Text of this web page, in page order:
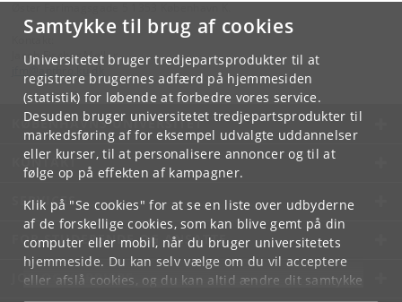
Samtykke til brug af cookies
Universitetet bruger tredjepartsprodukter til at
registrere brugernes adfærd på hjemmesiden
(statistik) for løbende at forbedre vores service.
Desuden bruger universitetet tredjepartsprodukter til
markedsføring af for eksempel udvalgte uddannelser
eller kurser, til at personalisere annoncer og til at
følge op på effekten af kampagner.
Klik på "Se cookies" for at se en liste over udbyderne
af de forskellige cookies, som kan blive gemt på din
computer eller mobil, når du bruger universitetets
hjemmeside. Du kan selv vælge om du vil acceptere
eller afslå cookies, og du kan altid ændre dit samtykke
Jacob Fischer Møller
KØBENHAVNS UNIVERSITET
KONTAKT
SERVICES
FOR STUDERENDE OG ANSATTE
JOB OG KARRIERE